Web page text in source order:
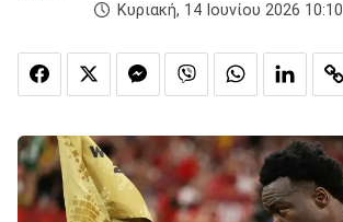
Κυριακή, 14 Ιουνίου 2026 10:10